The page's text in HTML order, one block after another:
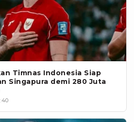
Timnas Indonesia Siap
Singapura demi 280 Juta